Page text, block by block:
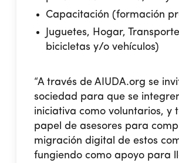
Capacitación (formación
Juguetes, Hogar,
bicicletas y/o vehículos)
“A través de AIUDA.org se
sociedad para que se
iniciativa como voluntarios, y
papel de asesores para
migración digital de estos
fungiendo como apoyo para